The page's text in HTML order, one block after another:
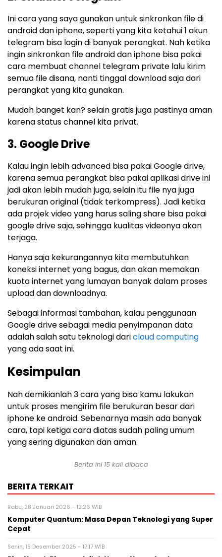
Ini cara yang saya gunakan untuk sinkronkan file di
android dan iphone, seperti yang kita ketahui 1 akun
telegram bisa login di banyak perangkat. Nah ketika
ingin sinkronkan file android dan iphone bisa pakai
cara membuat channel telegram private lalu kirim
semua file disana, nanti tinggal download saja dari
perangkat yang kita gunakan.
Mudah banget kan? selain gratis juga pastinya aman
karena status channel kita privat.
3. Google Drive
Kalau ingin lebih advanced bisa pakai Google drive,
karena semua perangkat bisa pakai aplikasi drive ini
jadi akan lebih mudah juga, selain itu file nya juga
berukuran original (tidak terkompress). Jadi ketika
ada projek video yang harus saling share bisa pakai
google drive saja, sehingga kualitas videonya akan
terjaga.
Hanya saja kekurangannya kita membutuhkan
koneksi internet yang bagus, dan akan memakan
kuota internet yang lumayan banyak dalam proses
upload dan downloadnya.
Sebagai informasi tambahan, kalau penggunaan
Google drive sebagai media penyimpanan data
adalah salah satu teknologi daricloud computing
yang ada saat ini.
Kesimpulan
Nah demikianlah 3 cara yang bisa kamu lakukan
untuk proses mengirim file berukuran besar dari
iphone ke android. Sebenarnya masih ada banyak
cara, tapi ketiga cara diatas sudah paling umum
yang sering digunakan dan aman.
Berita ini 15 kali dibaca
BERITA TERKAIT
Rabu, 28 Januari 2026 - 12:26 WIB
Komputer Quantum: Masa Depan Teknologi yang Super
Cepat
Senin, 15 Desember 2025 - 17:17 WIB